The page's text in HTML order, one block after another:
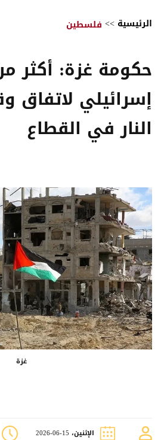
الرئيسية >> فلسطين
إسرائيلي لاتفاق
النار في القطاع
غزة
الإثنين، 15-06-2026